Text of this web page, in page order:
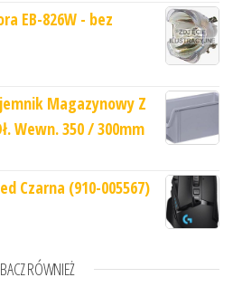
EB-826W - bez
Magazynowy Z
Wewn. 350 / 300mm
Czarna (910-005567)
RÓWNIEŻ